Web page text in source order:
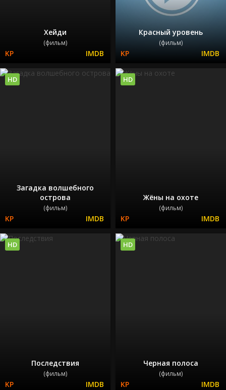
Хейди
(фильм)
Красный уровень
(фильм)
Загадка волшебного
острова
(фильм)
HD
Жёны на охоте
(фильм)
HD
Последствия
(фильм)
HD
Черная полоса
(фильм)
HD